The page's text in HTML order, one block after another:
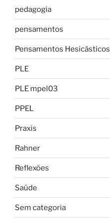
pedagogia
pensamentos
Pensamentos Hesicásticos
PLE
PLE mpel03
PPEL
Praxis
Rahner
Reflexões
Saúde
Sem categoria